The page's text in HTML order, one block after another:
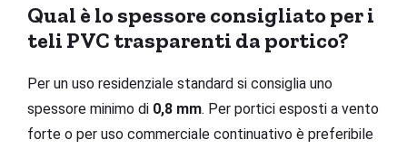
Qual è lo spessore consigliato per i
teli PVC trasparenti da portico?
Per un uso residenziale standard si consiglia uno
spessore minimo di 0,8 mm. Per portici esposti a vento
forte o per uso commerciale continuativo è preferibile